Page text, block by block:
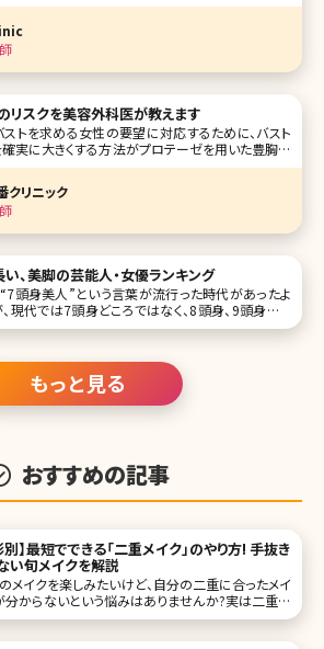
にあり、高級住宅街の主婦の方から、アパレルの店
ンチエイジング治療の二本柱のこと、なぜ大手美
リスクを美容外科医が教えます
ストを求める女性の要望に対応するために、バスト
実に大きくする方法がプロテーゼを用いた豊胸術
す。ここではプロテーゼを用いた豊胸手術を中心に
、リスク、ダウンタイムまで分かりやすく解説します。
ロテーゼ挿入位置はこうして決める ご自分のバス
うに
クリニック
い、美脚の芸能人・女優ランキング
“7頭身美人”という言葉が流行った時代があったよ
現代では7頭身どころではなく、8頭身、9頭身とい
で登場してきています。 それと同時に、“短足胴
、豊かな食生活が挙げられますが、女性たちの美意
もそれに拍車を
もっと見る
おすすめの記事
別】最短でできる「二重メイク」のやり方! 手抜き
い旬メイクを解説
メイクを楽しみたいけど、自分の二重に合ったメイ
分からないという悩みはありませんか?実は二重に
あり、奥二重・末広二重・平行二重それぞれの魅力